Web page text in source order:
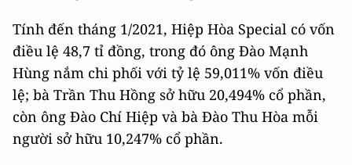
Tính đến tháng 1/2021, Hiệp Hòa Special có vốn
điều lệ 48,7 tỉ đồng, trong đó ông Đào Mạnh
Hùng nắm chi phối với tỷ lệ 59,011% vốn điều
lệ; bà Trần Thu Hồng sở hữu 20,494% cổ phần,
còn ông Đào Chí Hiệp và bà Đào Thu Hòa mỗi
người sở hữu 10,247% cổ phần.